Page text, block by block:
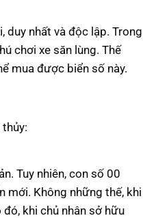
duy nhất và độc lập. Trong
chơi xe săn lùng. Thế
mua được biển số này.
Tuy nhiên, con số 00
mới. Không những thế, khi
khi chủ nhân sở hữu